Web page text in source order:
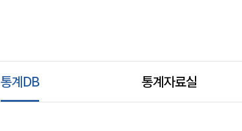
통계DB모 통계자료실